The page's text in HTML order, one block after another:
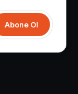
Abone Ol